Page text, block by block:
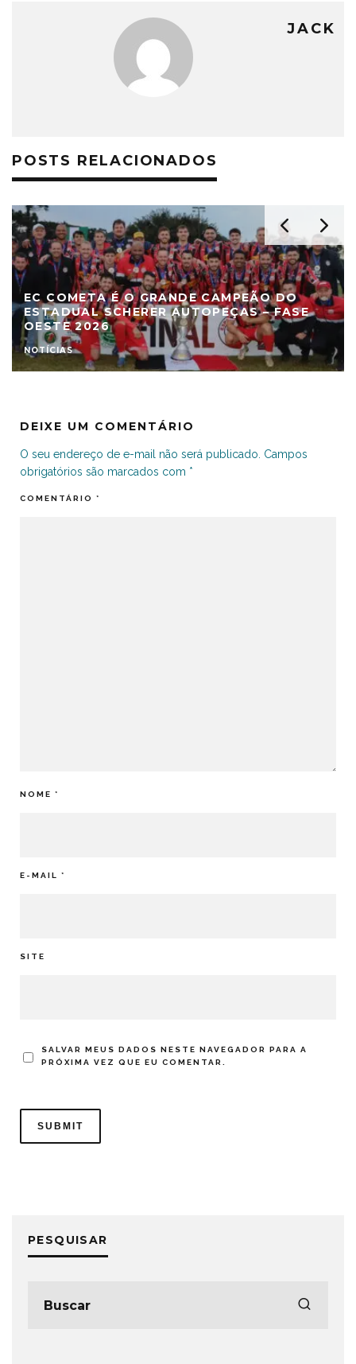
JACK
POSTS RELACIONADOS
EC COMETA É O GRANDE CAMPEÃO DO
ESTADUAL SCHERER AUTOPEÇAS – FASE
OESTE 2026
NOTÍCIAS
DEIXE UM COMENTÁRIO
O seu endereço de e-mail não será publicado. Campos
obrigatórios são marcados com *
COMENTÁRIO *
NOME *
E-MAIL *
SITE
SALVAR MEUS DADOS NESTE NAVEGADOR PARA A
PRÓXIMA VEZ QUE EU COMENTAR.
PESQUISAR